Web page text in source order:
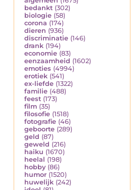
bedankt (302)
biologie (58)
corona (174)
dieren (936)
discriminatie (146)
drank (194)
economie (83)
eenzaamheid (1602)
emoties (4994)
erotiek (541)
ex-liefde (1322)
familie (488)
feest (173)
film (35)
filosofie (1518)
fotografie (46)
geboorte (289)
geld (87)
geweld (216)
haiku (1670)
heelal (198)
hobby (86)
humor (1520)
huwelijk (242)